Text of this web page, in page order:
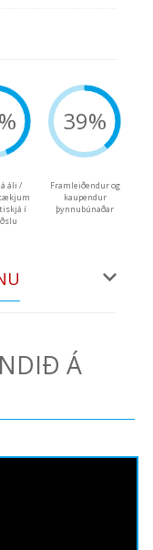
áli /
í
39%
Framleiðendur og
kaupendur
þynnubúnaðar
Á